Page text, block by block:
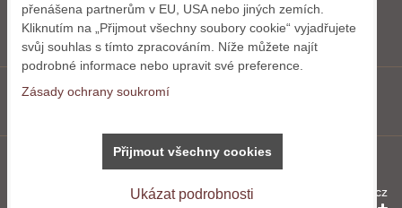
info@gwdesign.cz
Předvolby soukromí Zásady ochrany soukromí
Vytvořeno systémem: ByznysWeb.cz
přenášena partnerům v EU, USA nebo jiných zemích.
Kliknutím na „Přijmout všechny soubory cookie“ vyjadřujete
svůj souhlas s tímto zpracováním. Níže můžete najít
podrobné informace nebo upravit své preference.
Zásady ochrany soukromí
Ukázat podrobnosti
Přijmout všechny cookies